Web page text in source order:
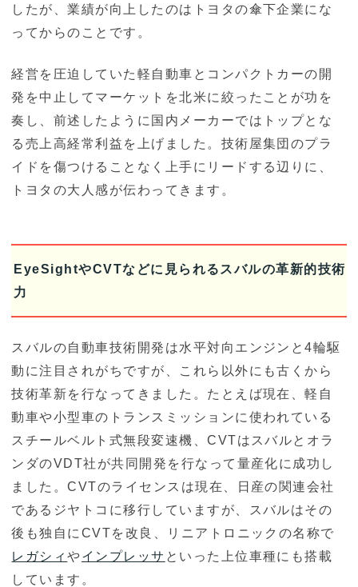
したが、業績が向上したのはトヨタの傘下企業にな
ってからのことです。
経営を圧迫していた軽自動車とコンパクトカーの開
発を中止してマーケットを北米に絞ったことが功を
奏し、前述したように国内メーカーではトップとな
る売上高経常利益を上げました。技術屋集団のプラ
イドを傷つけることなく上手にリードする辺りに、
トヨタの大人感が伝わってきます。
EyeSightやCVTなどに見られるスバルの革新的技術
力
スバルの自動車技術開発は水平対向エンジンと4輪駆
動に注目されがちですが、これら以外にも古くから
技術革新を行なってきました。たとえば現在、軽自
動車や小型車のトランスミッションに使われている
スチールベルト式無段変速機、CVTはスバルとオラ
ンダのVDT社が共同開発を行なって量産化に成功し
ました。CVTのライセンスは現在、日産の関連会社
であるジヤトコに移行していますが、スバルはその
後も独自にCVTを改良、リニアトロニックの名称で
レガシィやインプレッサ といった上位車種にも搭載
しています。